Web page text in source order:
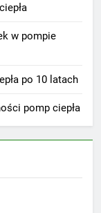
w pompie
po 10 latach
pomp ciepła